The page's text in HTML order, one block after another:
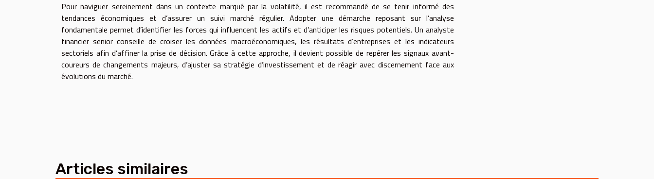
Pour naviguer sereinement dans un contexte marqué par la volatilité, il est recommandé de se tenir informé des
tendances économiques et d’assurer un suivi marché régulier. Adopter une démarche reposant sur l’analyse
fondamentale permet d’identifier les forces qui influencent les actifs et d’anticiper les risques potentiels. Un analyste
financier senior conseille de croiser les données macroéconomiques, les résultats d’entreprises et les indicateurs
sectoriels afin d’affiner la prise de décision. Grâce à cette approche, il devient possible de repérer les signaux avant-
coureurs de changements majeurs, d’ajuster sa stratégie d’investissement et de réagir avec discernement face aux
évolutions du marché.
Articles similaires